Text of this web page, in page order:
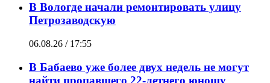
В Вологде начали ремонтировать улицу
Петрозаводскую
06.08.26 / 17:55
В Бабаево уже более двух недель не могут
найти пропавшего 22-летнего юношу